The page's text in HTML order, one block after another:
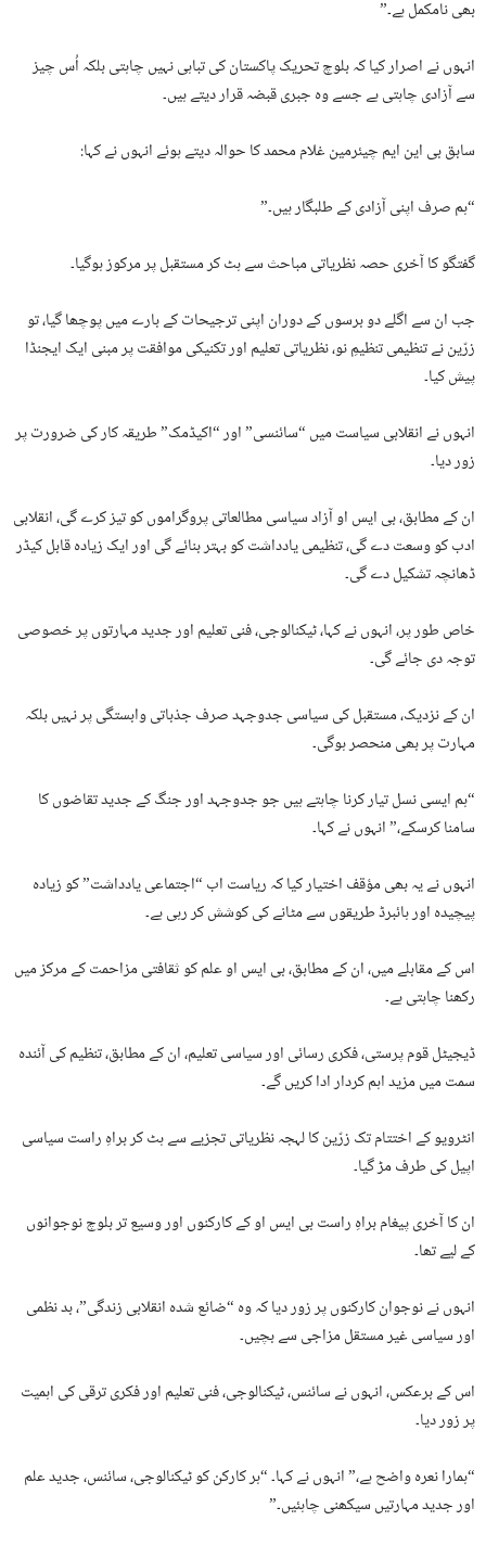
بھی نامکمل ہے۔”
انہوں نے اصرار کیا کہ بلوچ تحریک پاکستان کی تباہی نہیں چاہتی بلکہ اُس چیز
سے آزادی چاہتی ہے جسے وہ جبری قبضہ قرار دیتے ہیں۔
سابق بی این ایم چیئرمین غلام محمد کا حوالہ دیتے ہوئے انہوں نے کہا:
“ہم صرف اپنی آزادی کے طلبگار ہیں۔”
گفتگو کا آخری حصہ نظریاتی مباحث سے ہٹ کر مستقبل پر مرکوز ہوگیا۔
جب ان سے اگلے دو برسوں کے دوران اپنی ترجیحات کے بارے میں پوچھا گیا، تو
زرّین نے تنظیمی تنظیمِ نو، نظریاتی تعلیم اور تکنیکی موافقت پر مبنی ایک ایجنڈا
پیش کیا۔
انہوں نے انقلابی سیاست میں “سائنسی” اور “اکیڈمک” طریقہ کار کی ضرورت پر
زور دیا۔
ان کے مطابق، بی ایس او آزاد سیاسی مطالعاتی پروگراموں کو تیز کرے گی، انقلابی
ادب کو وسعت دے گی، تنظیمی یادداشت کو بہتر بنائے گی اور ایک زیادہ قابل کیڈر
ڈھانچہ تشکیل دے گی۔
خاص طور پر، انہوں نے کہا، ٹیکنالوجی، فنی تعلیم اور جدید مہارتوں پر خصوصی
توجہ دی جائے گی۔
ان کے نزدیک، مستقبل کی سیاسی جدوجہد صرف جذباتی وابستگی پر نہیں بلکہ
مہارت پر بھی منحصر ہوگی۔
“ہم ایسی نسل تیار کرنا چاہتے ہیں جو جدوجہد اور جنگ کے جدید تقاضوں کا
سامنا کرسکے،” انہوں نے کہا۔
انہوں نے یہ بھی مؤقف اختیار کیا کہ ریاست اب “اجتماعی یادداشت” کو زیادہ
پیچیدہ اور ہائبرڈ طریقوں سے مٹانے کی کوشش کر رہی ہے۔
اس کے مقابلے میں، ان کے مطابق، بی ایس او علم کو ثقافتی مزاحمت کے مرکز میں
رکھنا چاہتی ہے۔
ڈیجیٹل قوم پرستی، فکری رسائی اور سیاسی تعلیم، ان کے مطابق، تنظیم کی آئندہ
سمت میں مزید اہم کردار ادا کریں گے۔
انٹرویو کے اختتام تک زرّین کا لہجہ نظریاتی تجزیے سے ہٹ کر براہِ راست سیاسی
اپیل کی طرف مڑ گیا۔
ان کا آخری پیغام براہِ راست بی ایس او کے کارکنوں اور وسیع تر بلوچ نوجوانوں
کے لیے تھا۔
انہوں نے نوجوان کارکنوں پر زور دیا کہ وہ “ضائع شدہ انقلابی زندگی”، بد نظمی
اور سیاسی غیر مستقل مزاجی سے بچیں۔
اس کے برعکس، انہوں نے سائنس، ٹیکنالوجی، فنی تعلیم اور فکری ترقی کی اہمیت
پر زور دیا۔
“ہمارا نعرہ واضح ہے،” انہوں نے کہا۔ “ہر کارکن کو ٹیکنالوجی، سائنس، جدید علم
اور جدید مہارتیں سیکھنی چاہئیں۔”